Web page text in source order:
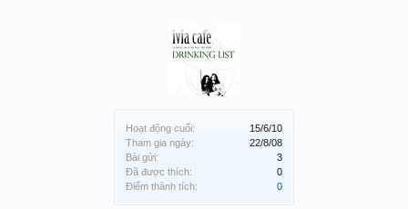
Hoạt động cuối:
15/6/10
Tham gia ngày:
22/8/08
Bài gửi:
3
Đã được thích:
0
Điểm thành tích:
0